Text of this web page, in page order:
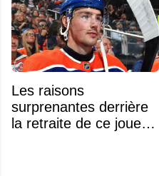
Les raisons
surprenantes derrière
la retraite de ce joueur